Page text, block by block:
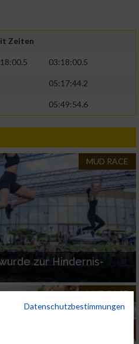
Zeiten
03:18:00.5
05:17:44.2
05:49:54.6
MUD RACE
zur Hindernis-
MUD RACE
Datenschutzbestimmungen